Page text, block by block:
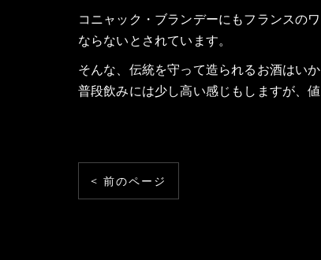
コニャック・ブランデーにもフランスの
ならないとされています。
そんな、伝統を守って造られるお酒はい
普段飲みには少し高い感じもしますが、
< 前のページ